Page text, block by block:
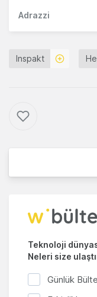
Adrazzi
Inspakt
Teknoloji
Neleri size
Günlük